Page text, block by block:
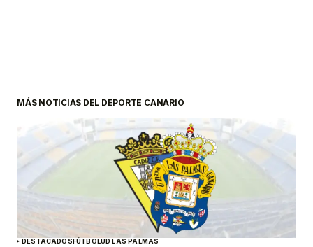
MÁS NOTICIAS DEL DEPORTE CANARIO
DESTACADOSFÚTBOLUD LAS PALMAS